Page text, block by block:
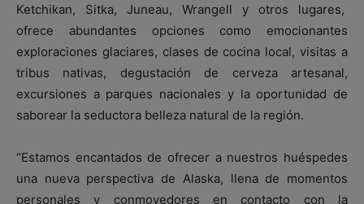
Ketchikan, Sitka, Juneau, Wrangell y otros lugares,
ofrece abundantes opciones como emocionantes
exploraciones glaciares, clases de cocina local, visitas a
tribus nativas, degustación de cerveza artesanal,
excursiones a parques nacionales y la oportunidad de
saborear la seductora belleza natural de la región.
“Estamos encantados de ofrecer a nuestros huéspedes
una nueva perspectiva de Alaska, llena de momentos
personales y conmovedores en contacto con la